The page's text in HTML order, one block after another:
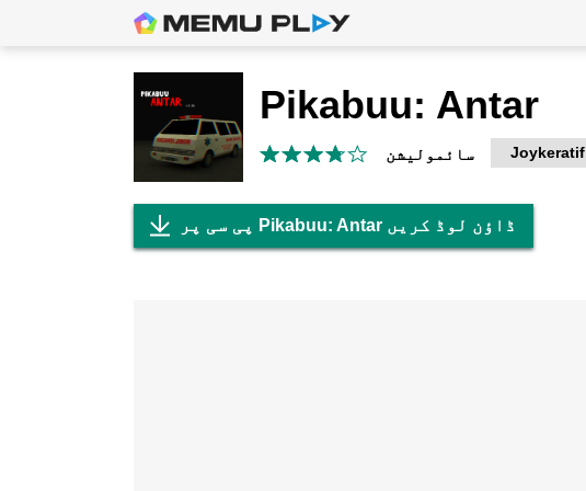
Pikabuu: Antar
سائمولیشن Joykeratif
پی سی پر Pikabuu: Antar ڈاؤن لوڈ کریں